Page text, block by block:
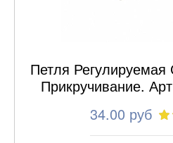
Петля
Прикручивание.
34.00 руб